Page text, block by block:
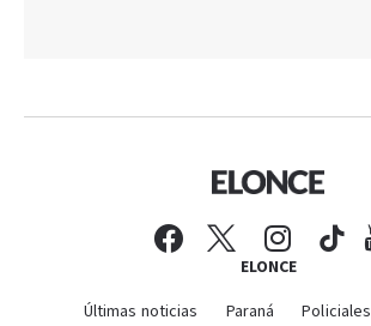
ELONCE
Últimas noticias Paraná Policiales